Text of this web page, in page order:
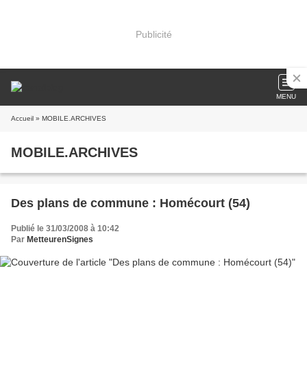
Publicité
MENU
Accueil » MOBILE.ARCHIVES
MOBILE.ARCHIVES
Des plans de commune : Homécourt (54)
Publié le 31/03/2008 à 10:42
Par MetteurenSignes